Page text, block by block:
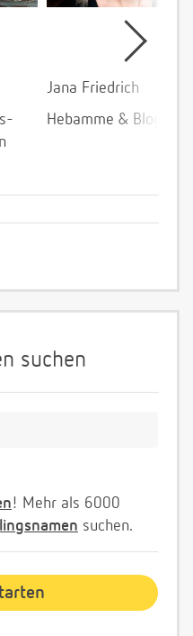
Jana Friedrich
Hebamme &
suchen
! Mehr als 6000
suchen.